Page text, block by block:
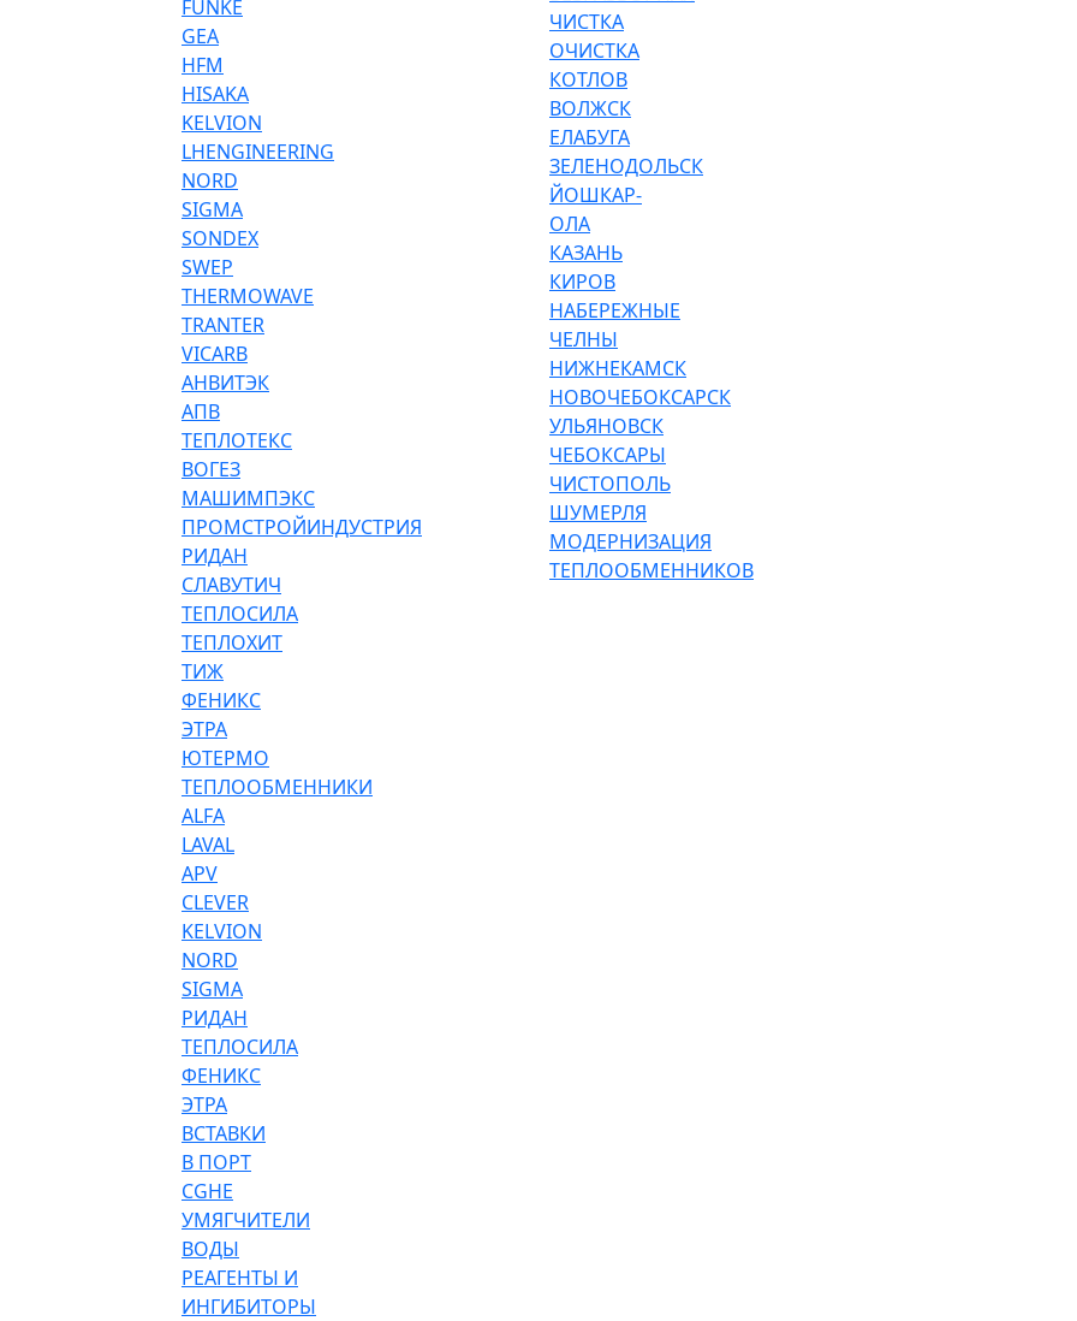
FUNKE
GEA
HFM
HISAKA
KELVION
LHENGINEERING
NORD
SIGMA
SONDEX
SWEP
THERMOWAVE
TRANTER
VICARB
АНВИТЭК
АПВ
ТЕПЛОТЕКС
ВОГЕЗ
МАШИМПЭКС
ПРОМСТРОЙИНДУСТРИЯ
РИДАН
СЛАВУТИЧ
ТЕПЛОСИЛА
ТЕПЛОХИТ
ТИЖ
ФЕНИКС
ЭТРА
ЮТЕРМО
ТЕПЛООБМЕННИКИ
ALFA
LAVAL
APV
CLEVER
KELVION
NORD
SIGMA
РИДАН
ТЕПЛОСИЛА
ФЕНИКС
ЭТРА
ВСТАВКИ
В ПОРТ
CGHE
УМЯГЧИТЕЛИ
ВОДЫ
РЕАГЕНТЫ И
ИНГИБИТОРЫ
ЧИСТКА
ОЧИСТКА
КОТЛОВ
ВОЛЖСК
ЕЛАБУГА
ЗЕЛЕНОДОЛЬСК
ЙОШКАР-
ОЛА
КАЗАНЬ
КИРОВ
НАБЕРЕЖНЫЕ
ЧЕЛНЫ
НИЖНЕКАМСК
НОВОЧЕБОКСАРСК
УЛЬЯНОВСК
ЧЕБОКСАРЫ
ЧИСТОПОЛЬ
ШУМЕРЛЯ
МОДЕРНИЗАЦИЯ
ТЕПЛООБМЕННИКОВ